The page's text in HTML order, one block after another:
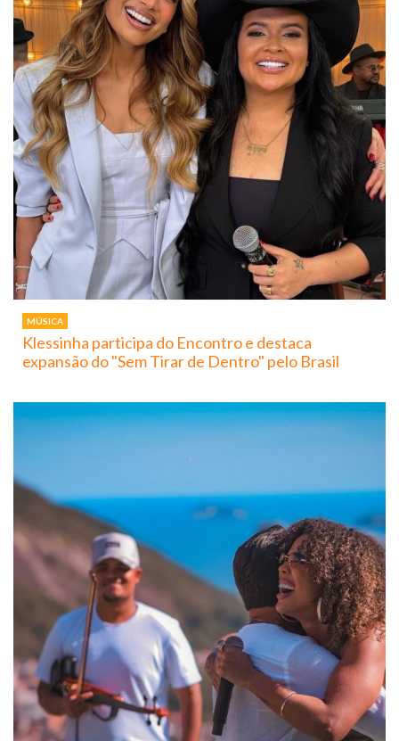
MÚSICA
Klessinha participa do Encontro e destaca
expansão do "Sem Tirar de Dentro" pelo Brasil